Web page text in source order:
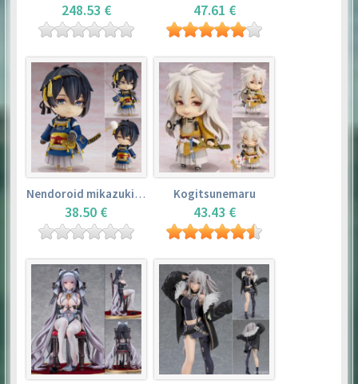
248.53 € 47.61 €
Nendoroid mikazuki munechika
38.50 €
Kogitsunemaru
43.43 €